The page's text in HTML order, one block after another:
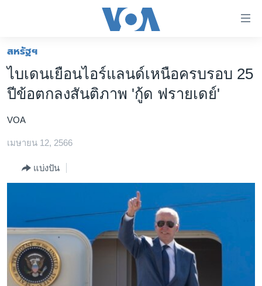
ต่อ
ข้าม
ไป
เนื้อหา
ข้าม
ไป
ข้าม
การ
ค้นหา
หน้าหลัก
โลก
เอเชีย
สหรัฐฯ
ไทย
ธุรกิจ
ไลฟ์สไตล์
ตรวจสอบข่าว
เรียนรู้ภาษาอังกฤษ
สหรัฐฯ
ไบเดนเยือนไอร์แลนด์เหนือครบรอบ 25
ปีข้อตกลงสันติภาพ 'กู้ด ฟรายเดย์'
VOA
เมษายน 12, 2566
แบ่งปัน